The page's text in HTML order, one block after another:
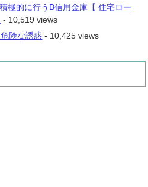
極的に行うB信用金庫【 住宅ロー
- 10,519 views
険な誘惑 - 10,425 views